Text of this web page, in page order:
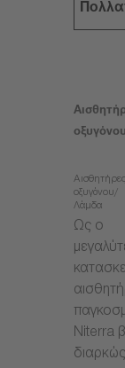
Αισθητήρες
οξυγόνου/
Λάμδα
Ως ο
Niterra